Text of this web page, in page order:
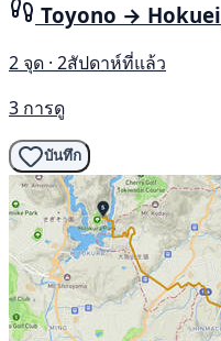
Toyono → Hokuei
2 จุด · 2สัปดาห์ที่แล้ว
3 การดู
บันทึก